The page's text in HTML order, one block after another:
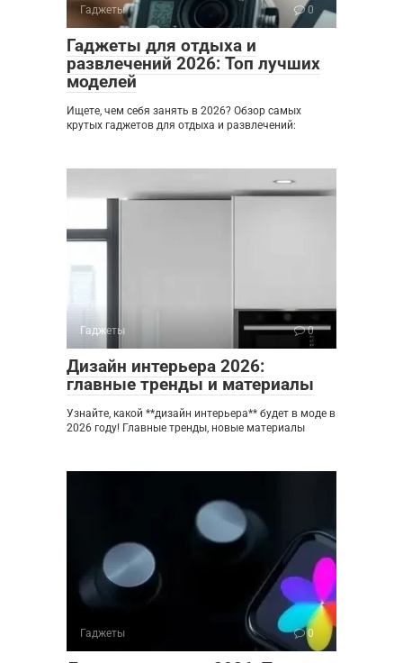
Гаджеты 0
Гаджеты для отдыха и
развлечений 2026: Топ лучших
моделей
Ищете, чем себя занять в 2026? Обзор самых
крутых гаджетов для отдыха и развлечений:
Гаджеты 0
Дизайн интерьера 2026:
главные тренды и материалы
Узнайте, какой **дизайн интерьера** будет в моде в
2026 году! Главные тренды, новые материалы
Гаджеты 0